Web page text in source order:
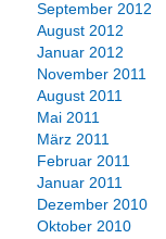
September 2012
August 2012
Januar 2012
November 2011
August 2011
Mai 2011
März 2011
Februar 2011
Januar 2011
Dezember 2010
Oktober 2010